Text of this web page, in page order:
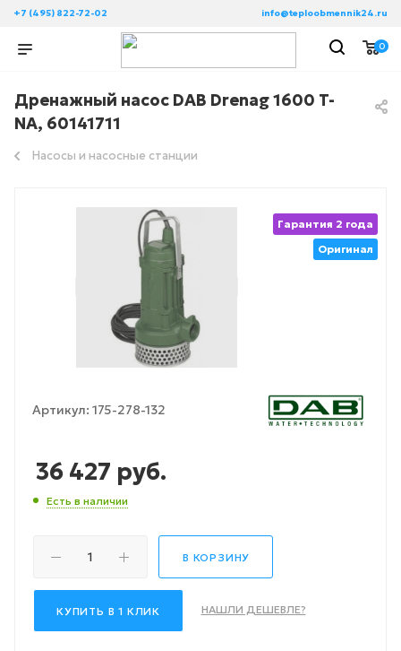
+7 (495) 822-72-02 info@teploobmennik24.ru
0
Дренажный насос DAB Drenag 1600 T-
NA, 60141711
Насосы и насосные станции
Гарантия 2 года
Оригинал
Артикул: 175-278-132
36 427 руб.
Есть в наличии
В КОРЗИНУ
КУПИТЬ В 1 КЛИК НАШЛИ ДЕШЕВЛЕ?